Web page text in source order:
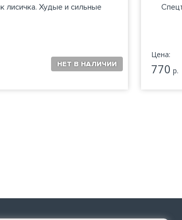
лисичка. Худые и сильные
Цена:
770 р.